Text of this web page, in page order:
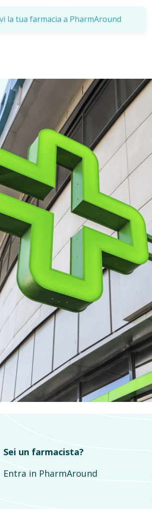
la tua farmacia a PharmAround
Sei un farmacista?
Entra in PharmAround